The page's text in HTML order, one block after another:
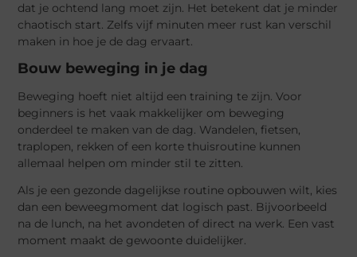
dat je ochtend lang moet zijn. Het betekent dat je minder
chaotisch start. Zelfs vijf minuten meer rust kan verschil
maken in hoe je de dag ervaart.
Bouw beweging in je dag
Beweging hoeft niet altijd een training te zijn. Voor
beginners is het vaak makkelijker om beweging
onderdeel te maken van de dag. Wandelen, fietsen,
traplopen, rekken of een korte thuisroutine kunnen
allemaal helpen om minder stil te zitten.
Als je een gezonde dagelijkse routine opbouwen wilt, kies
dan een beweegmoment dat logisch past. Bijvoorbeeld
na de lunch, na het avondeten of direct na werk. Een vast
moment maakt de gewoonte duidelijker.